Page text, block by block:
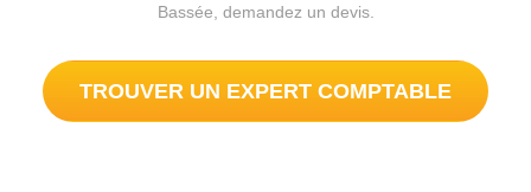
Bassée, demandez un devis.
TROUVER UN EXPERT COMPTABLE